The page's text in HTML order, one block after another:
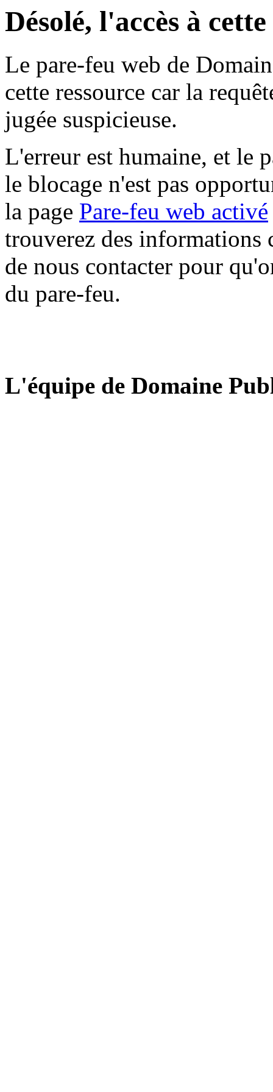
Désolé, l'accès à
Le pare-feu web de
cette ressource car la
jugée suspicieuse.
L'erreur est humaine, et le
le blocage n'est pas
la page Pare-feu web activé
trouverez des informations
de nous contacter pour
du pare-feu.
L'équipe de Domaine